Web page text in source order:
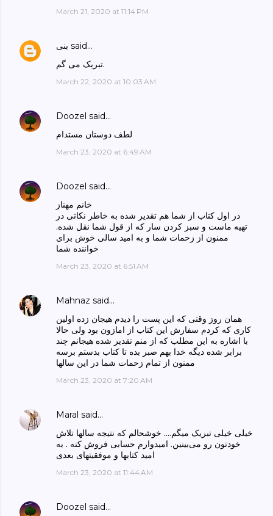
March 21, 2020 at 11:14 PM
بنی said…
تبریک می گم.
March 22, 2020 at 10:03 AM
Doozel said…
لطف دوستان مستدام
March 23, 2020 at 6:49 AM
Doozel said…
خانم مهناز
در اول کتاب از شما هم تقدیر شده به خاطر نکاتی در
تهیه ماست و سبز کردن سار که از قول شما نقل شده.
ممنون از زحمات شما و به امید سالی خوش برای
خواننده شما
March 23, 2020 at 6:51 AM
Mahnaz said…
همان روز وقتی که این پست را دیدم هیجان زده اولین
کاری که کردم سفارش این کتاب از امازون بود ولی حالا
با اشاره به این مطلب که از منم تقدیر شده هیجانم چند
برابر شده دیگه خدا بهم صبر بده تا کتاب بدستم برسه
ممنون از تمام زحمات شما در این سالها
March 23, 2020 at 7:20 AM
Maral said…
خیلی خیلی تبریک میگم.... خوشحالم که نتیجه سالها تلاش
خودتون رو می‌بینین. امیدوارم حسابی فروش کنه . به
امید کتابها و موفقیتهای بعدی
March 23, 2020 at 11:44 AM
Doozel said…